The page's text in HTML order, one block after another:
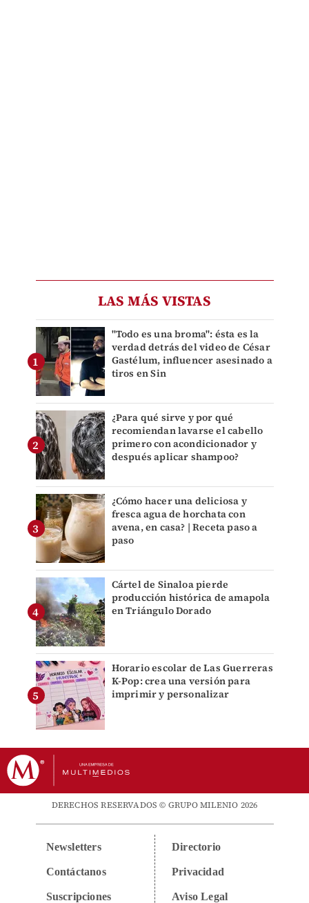
LAS MÁS VISTAS
"Todo es una broma": ésta es la
verdad detrás del video de César
Gastélum, influencer asesinado a
tiros en Sin
¿Para qué sirve y por qué
recomiendan lavarse el cabello
primero con acondicionador y
después aplicar shampoo?
¿Cómo hacer una deliciosa y
fresca agua de horchata con
avena, en casa? | Receta paso a
paso
Cártel de Sinaloa pierde
producción histórica de amapola
en Triángulo Dorado
Horario escolar de Las Guerreras
K-Pop: crea una versión para
imprimir y personalizar
DERECHOS RESERVADOS © GRUPO MILENIO 2026
Newsletters
Contáctanos
Suscripciones
Directorio
Privacidad
Aviso Legal